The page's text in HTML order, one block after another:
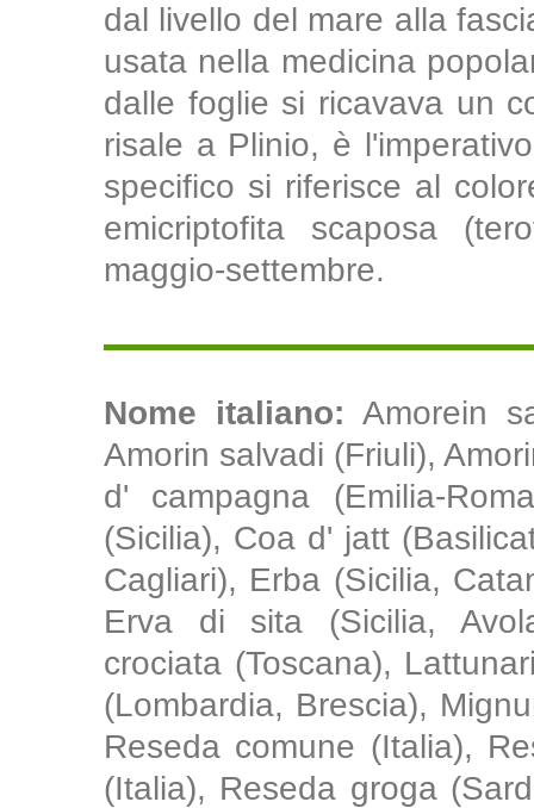
dal livello del mare alla
usata nella medicina
dalle foglie si ricavava un
risale a Plinio, è
specifico si riferisce al
emicriptofita scaposa
maggio-settembre.
Nome italiano:Amorein
Amorin salvadi (Friuli),
d' campagna (Emilia-
(Sicilia), Coa d' jatt
Cagliari), Erba (Sicilia,
Erva di sita (Sicilia,
crociata (Toscana),
(Lombardia, Brescia),
Reseda comune (Italia),
(Italia), Reseda groga